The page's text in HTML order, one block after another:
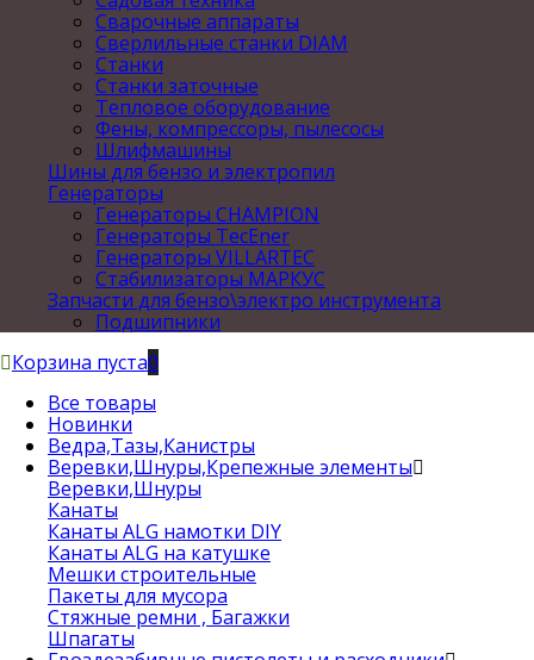
Сварочные аппараты
Сверлильные станки DIAM
Станки
Станки заточные
Тепловое оборудование
Фены, компрессоры, пылесосы
Шлифмашины
Шины для бензо и электропил
Генераторы
Генераторы CHAMPION
Генераторы TecEner
Генераторы VILLARTEC
Стабилизаторы МАРКУС
Запчасти для бензо\электро инструмента
Подшипники
Корзина пуста0
Все товары
Новинки
Ведра,Тазы,Канистры
Веревки,Шнуры,Крепежные элементы
Веревки,Шнуры
Канаты
Канаты ALG намотки DIY
Канаты ALG на катушке
Мешки строительные
Пакеты для мусора
Стяжные ремни , Багажки
Шпагаты